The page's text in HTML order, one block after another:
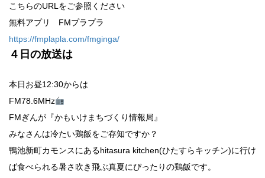
こちらのURLをご参照ください
無料アプリ FMプラプラ
https://fmplapla.com/fmginga/
４ 日の放送は
本日お昼12:30からは
FM78.6MHz
FMぎんが『かもいけまちづくり情報局』
みなさんは冷たい鶏飯をご存知ですか？
鴨池新町カモンスにあるhitasura kitchen(ひたすらキッチン)に行け
ば食べられる暑さ吹き飛ぶ真夏にぴったりの鶏飯です。